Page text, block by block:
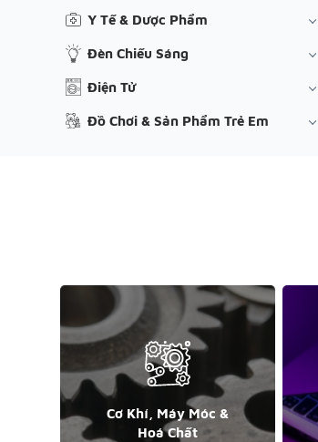
Y Tế & Dược Phẩm
Đèn Chiếu Sáng
Điện Tử
Đồ Chơi & Sản Phẩm Trẻ Em
Cơ Khí, Máy Móc &
Hoá Chất